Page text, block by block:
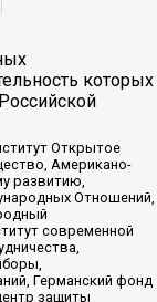
которых
Открытое
Американо-
развитию,
Отношений,
современной
Германский фонд
защиты